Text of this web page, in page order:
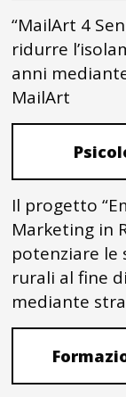
“MailArt 4
ridurre
anni
MailArt
Il progetto
Marketing in
potenziare
rurali al fine
mediante